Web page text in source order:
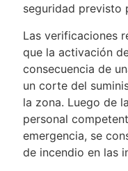
seguridad previsto
Las verificaciones
que la activación
consecuencia de
un corte del
la zona. Luego de
personal
emergencia, se
de incendio en las